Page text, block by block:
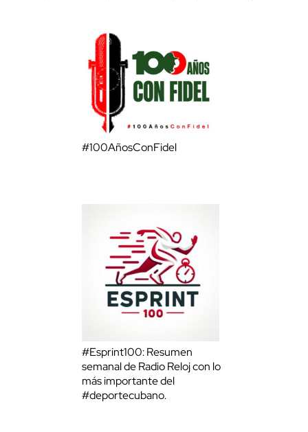
#100AñosConFidel
#Esprint100: Resumen
semanal de Radio Reloj con lo
más importante del
#deportecubano.